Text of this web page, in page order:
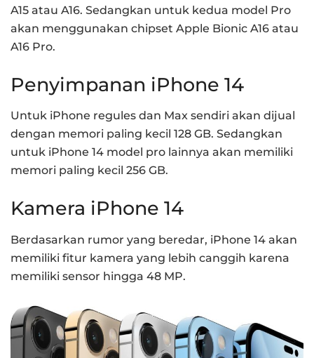
A15 atau A16. Sedangkan untuk kedua model Pro
akan menggunakan chipset Apple Bionic A16 atau
A16 Pro.
Penyimpanan iPhone 14
Untuk iPhone regules dan Max sendiri akan dijual
dengan memori paling kecil 128 GB. Sedangkan
untuk iPhone 14 model pro lainnya akan memiliki
memori paling kecil 256 GB.
Kamera iPhone 14
Berdasarkan rumor yang beredar, iPhone 14 akan
memiliki fitur kamera yang lebih canggih karena
memiliki sensor hingga 48 MP.